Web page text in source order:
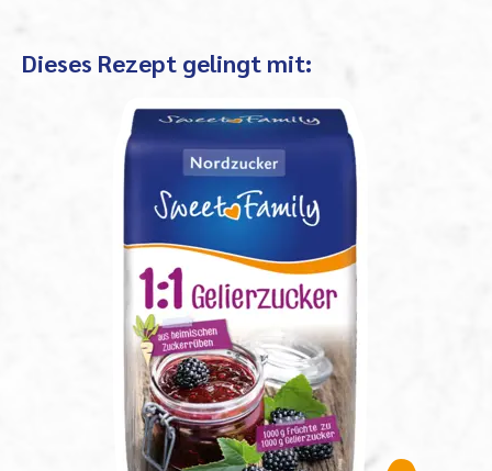
Dieses Rezept gelingt mit: